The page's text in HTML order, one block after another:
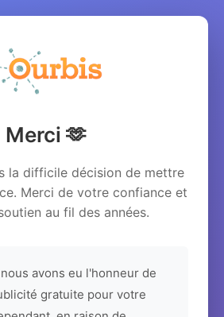
Merci 🫶
la difficile décision de mettre
Merci de votre confiance et
au fil des années.
avons eu l'honneur de
gratuite pour votre